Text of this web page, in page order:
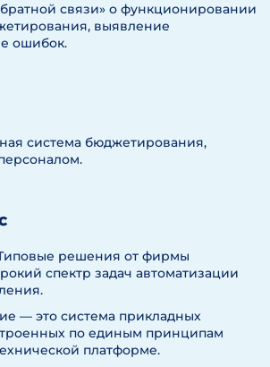
связи» о функционировании
выявление
ошибок.
система бюджетирования,
решения от фирмы
спектр задач автоматизации
— это система прикладных
по единым принципам
платформе.